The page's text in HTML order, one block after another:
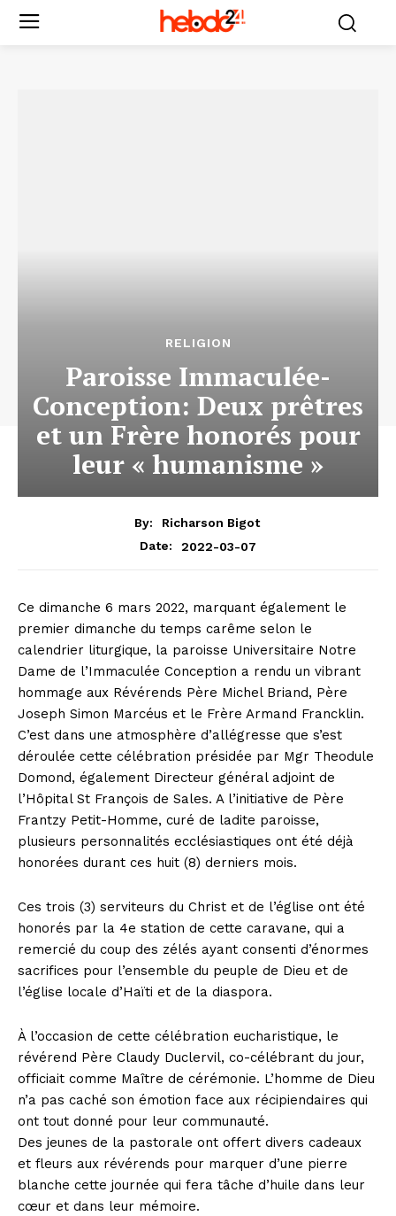
RELIGION
Paroisse Immaculée-
Conception: Deux prêtres
et un Frère honorés pour
leur « humanisme »
By:
Richarson Bigot
Date:
2022-03-07
Ce dimanche 6 mars 2022, marquant également le
premier dimanche du temps carême selon le
calendrier liturgique, la paroisse Universitaire Notre
Dame de l’Immaculée Conception a rendu un vibrant
hommage aux Révérends Père Michel Briand, Père
Joseph Simon Marcéus et le Frère Armand Francklin.
C’est dans une atmosphère d’allégresse que s’est
déroulée cette célébration présidée par Mgr Theodule
Domond, également Directeur général adjoint de
l’Hôpital St François de Sales. A l’initiative de Père
Frantzy Petit-Homme, curé de ladite paroisse,
plusieurs personnalités ecclésiastiques ont été déjà
honorées durant ces huit (8) derniers mois.
Ces trois (3) serviteurs du Christ et de l’église ont été
honorés par la 4e station de cette caravane, qui a
remercié du coup des zélés ayant consenti d’énormes
sacrifices pour l’ensemble du peuple de Dieu et de
l’église locale d’Haïti et de la diaspora.
À l’occasion de cette célébration eucharistique, le
révérend Père Claudy Duclervil, co-célébrant du jour,
officiait comme Maître de cérémonie. L’homme de Dieu
n’a pas caché son émotion face aux récipiendaires qui
ont tout donné pour leur communauté.
Des jeunes de la pastorale ont offert divers cadeaux
et fleurs aux révérends pour marquer d’une pierre
blanche cette journée qui fera tâche d’huile dans leur
cœur et dans leur mémoire.